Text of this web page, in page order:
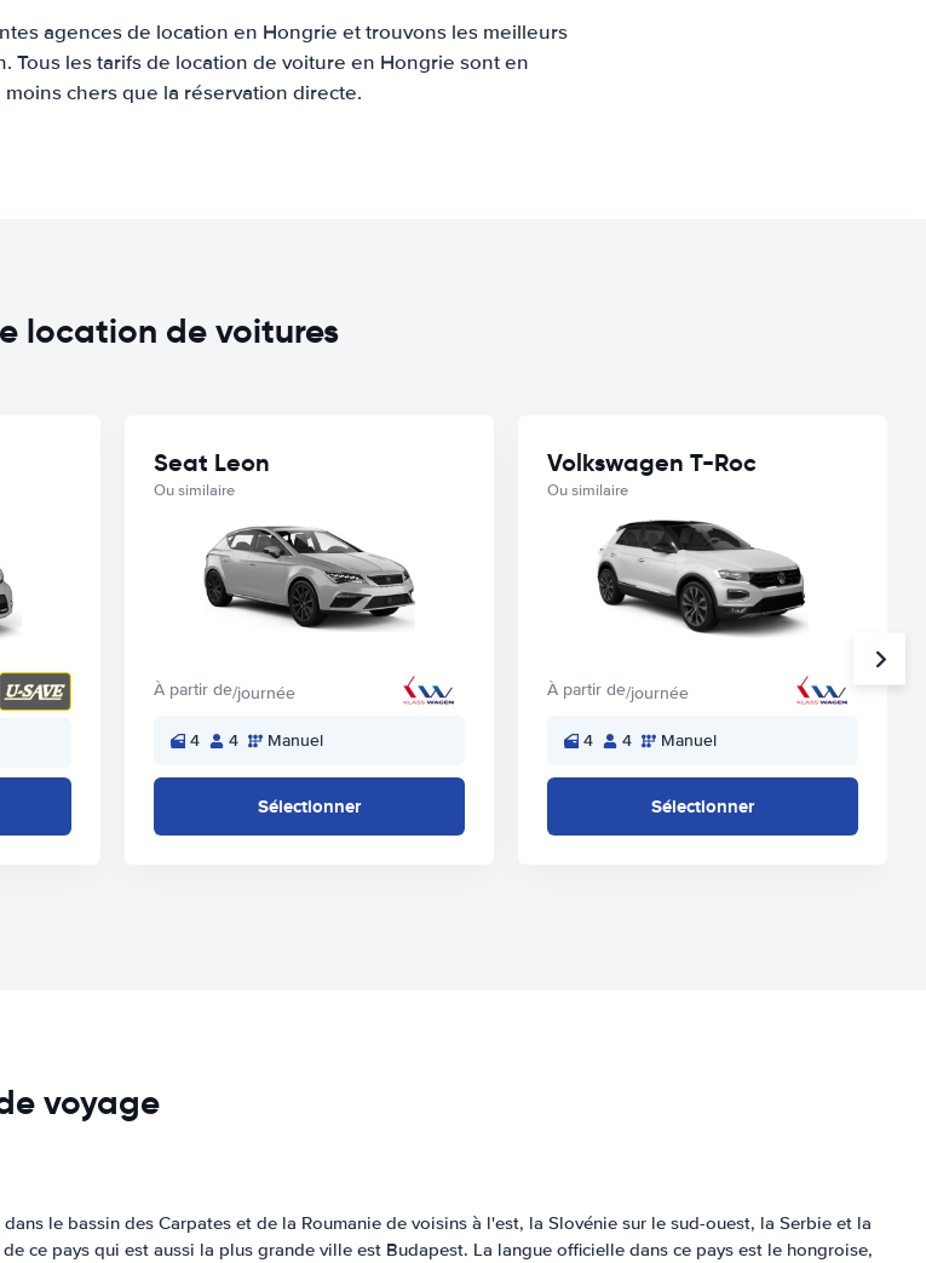
agences de location en Hongrie et trouvons les meilleurs
Tous les tarifs de location de voiture en Hongrie sont en
moins chers que la réservation directe.
location de voitures
Seat Leon
Ou similaire
À partir de/journée
4 4 Manuel
Sélectionner
Volkswagen T-Roc
Ou similaire
À partir de/journée
4 4 Manuel
Sélectionner
voyage
le bassin des Carpates et de la Roumanie de voisins à l'est, la Slovénie sur le sud-ouest, la Serbie et la
ce pays qui est aussi la plus grande ville est Budapest. La langue officielle dans ce pays est le hongroise,